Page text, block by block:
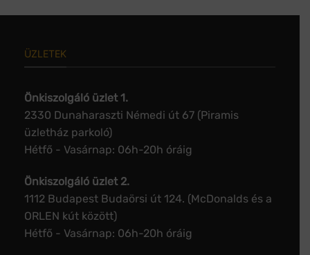
ÜZLETEK
Önkiszolgáló üzlet 1.
2330 Dunaharaszti Némedi út 67 (Piramis
üzletház parkoló)
Hétfő - Vasárnap: 06h-20h óráig
Önkiszolgáló üzlet 2.
1112 Budapest Budaörsi út 124. (McDonalds és a
ORLEN kút között)
Hétfő - Vasárnap: 06h-20h óráig